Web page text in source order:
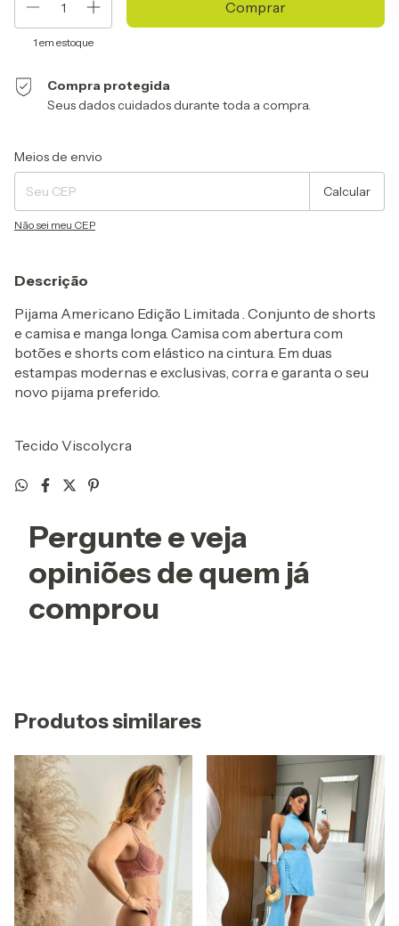
1 em estoque
Compra protegida
Seus dados cuidados durante toda a compra.
Entregas para o CEP:
Meios de envio
Calcular
Não sei meu CEP
Descrição
Pijama Americano Edição Limitada . Conjunto de shorts
e camisa e manga longa. Camisa com abertura com
botões e shorts com elástico na cintura. Em duas
estampas modernas e exclusivas, corra e garanta o seu
novo pijama preferido.
Tecido Viscolycra
Pergunte e veja
opiniões de quem já
comprou
Produtos similares